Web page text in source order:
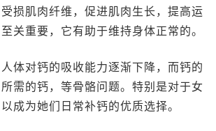
损肌肉纤维，促进肌肉生长，提高运
关重要，它有助于维持身体正常的。
体对钙的吸收能力逐渐下降，而钙的
需的钙，等骨骼问题。特别是对于女
成为她们日常补钙的优质选择。